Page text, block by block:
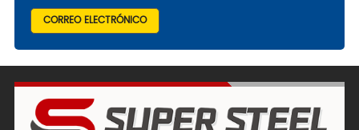
CORREO ELECTRÓNICO